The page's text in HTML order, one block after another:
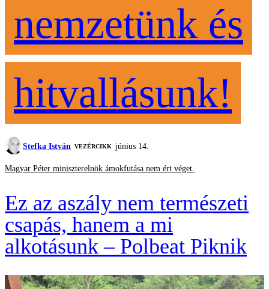
nemzetünk és
hitvallásunk!
Stefka István VEZÉRCIKK június 14.
Magyar Péter miniszterelnök ámokfutása nem ért véget.
Ez az aszály nem természeti
csapás, hanem a mi
alkotásunk – Polbeat Piknik